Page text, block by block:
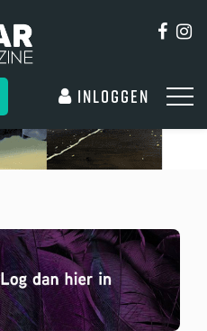
Inloggen